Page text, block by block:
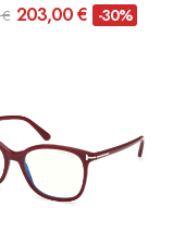
203,00 € -30%